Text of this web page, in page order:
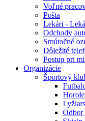
Voľné
Pošta
Lekári -
Odchody
Smútočné
Dôležité
Postup pri
Organizácie
Športový